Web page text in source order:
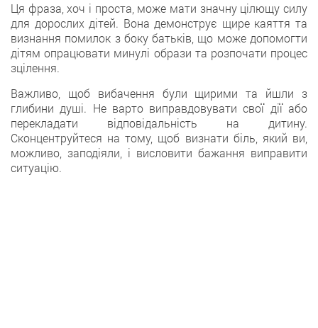
Ця фраза, хоч і проста, може мати значну цілющу силу
для дорослих дітей. Вона демонструє щире каяття та
визнання помилок з боку батьків, що може допомогти
дітям опрацювати минулі образи та розпочати процес
зцілення.
Важливо, щоб вибачення були щирими та йшли з
глибини душі. Не варто виправдовувати свої дії або
перекладати відповідальність на дитину.
Сконцентруйтеся на тому, щоб визнати біль, який ви,
можливо, заподіяли, і висловити бажання виправити
ситуацію.